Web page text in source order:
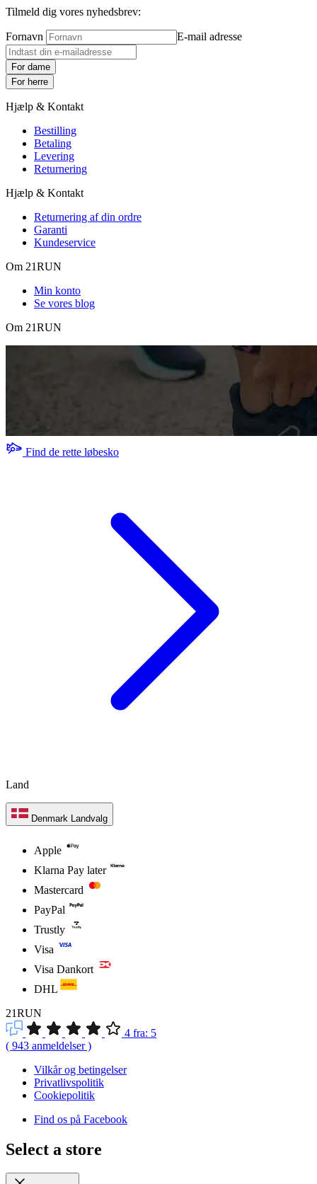
Tilmeld dig vores nyhedsbrev:
Fornavn E-mail adresse
For dame
For herre
Hjælp & Kontakt
Bestilling
Betaling
Levering
Returnering
Hjælp & Kontakt
Returnering af din ordre
Garanti
Kundeservice
Om 21RUN
Min konto
Se vores blog
Om 21RUN
Find de rette løbesko
Land
Denmark Landvalg
Apple
Klarna Pay later
Mastercard
PayPal
Trustly
Visa
Visa Dankort
DHL
21RUN
4 fra: 5
( 943 anmeldelser)
Vilkår og betingelser
Privatlivspolitik
Cookiepolitik
Find os på Facebook
Select a store